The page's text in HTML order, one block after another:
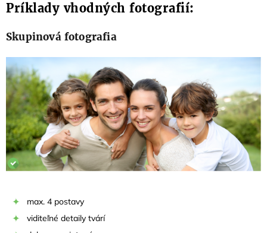
Príklady vhodných fotografií:
Skupinová fotografia
max. 4 postavy
viditeľné detaily tvárí